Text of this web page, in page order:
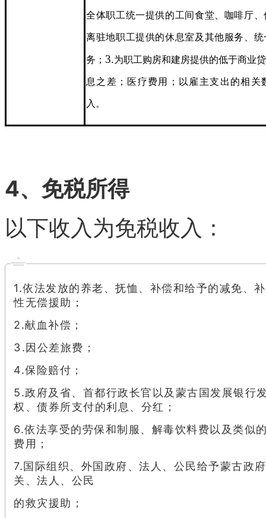
全体职工统一提供的工间食堂、咖啡厅
离驻地职工提供的休息室及其他服务、
务； 3.为职工购房和建房提供的低于商业
息之差；医疗费用；以雇主支出的相关
入。
4、免税所得
以下收入为免税收入：
1.依法发放的养老、抚恤、补偿和给予的减免、
性无偿援助；
2.献血补偿；
3.因公差旅费；
4.保险赔付；
5.政府及省、首都行政长官以及蒙古国发展银行
权、债券所支付的利息、分红；
6.依法享受的劳保和制服、解毒饮料费以及类似
费用；
7.国际组织、外国政府、法人、公民给予蒙古政
关、法人、公民
的救灾援助；